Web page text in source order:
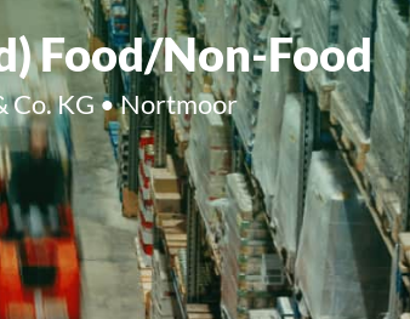
Food/Non-Food
Co. KG • Nortmoor